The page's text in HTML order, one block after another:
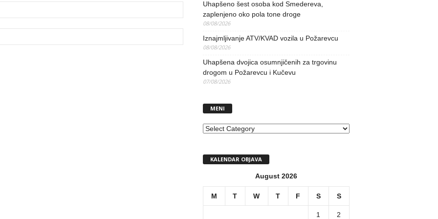
Uhapšeno šest osoba kod Smedereva,
zaplenjeno oko pola tone droge
08/08/2026
Iznajmljivanje ATV/KVAD vozila u Požarevcu
08/08/2026
Uhapšena dvojica osumnjičenih za trgovinu
drogom u Požarevcu i Kučevu
07/08/2026
MENI
MENI
KALENDAR OBJAVA
August 2026
M T W T F S S
1 2